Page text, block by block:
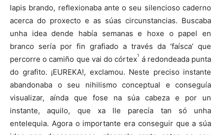
lapis brando, reflexionaba ante o seu silencioso caderno
acerca do proxecto e as súas circunstancias. Buscaba
unha idea dende había semanas e hoxe o papel en
branco sería por fin grafiado a través da ‘faísca’ que
percorre o camiño que vai do córtex1 á redondeada punta
do grafito. ¡EUREKA!, exclamou. Neste preciso instante
abandonaba o seu nihilismo conceptual e conseguía
visualizar, aínda que fose na súa cabeza e por un
instante, aquilo, que xa lle parecía tan só unha
entelequia. Agora o importante era conseguir que a súa